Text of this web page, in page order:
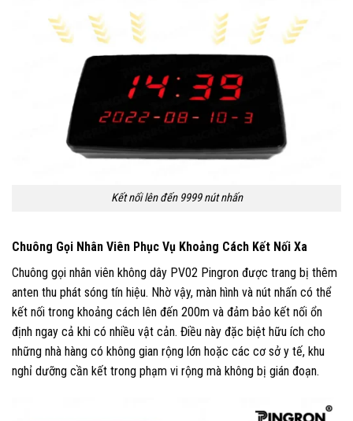
Kết nối lên đến 9999 nút nhấn
Chuông Gọi Nhân Viên Phục Vụ Khoảng Cách Kết Nối Xa
Chuông gọi nhân viên không dây PV02 Pingron được trang bị thêm
anten thu phát sóng tín hiệu. Nhờ vậy, màn hình và nút nhấn có thể
kết nối trong khoảng cách lên đến 200m và đảm bảo kết nối ổn
định ngay cả khi có nhiều vật cản. Điều này đặc biệt hữu ích cho
những nhà hàng có không gian rộng lớn hoặc các cơ sở y tế, khu
nghỉ dưỡng cần kết trong phạm vi rộng mà không bị gián đoạn.